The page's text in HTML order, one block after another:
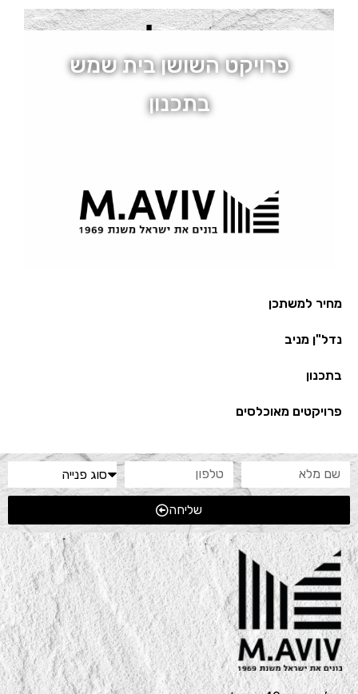
פרויקט השושן בית שמש
בתכנון
מחיר למשתכן
נדל"ן מניב
בתכנון
פרויקטים מאוכלסים
שליחה